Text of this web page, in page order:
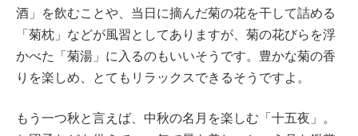
酒」を飲むことや、当日に摘んだ菊の花を干して詰める
「菊枕」などが風習としてありますが、菊の花びらを浮
かべた「菊湯」に入るのもいいそうです。豊かな菊の香
りを楽しめ、とてもリラックスできるそうですよ。
もう一つ秋と言えば、中秋の名月を楽しむ「十五夜」。